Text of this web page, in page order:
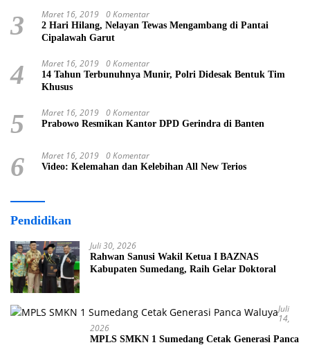
3 Maret 16, 2019 0 Komentar
2 Hari Hilang, Nelayan Tewas Mengambang di Pantai
Cipalawah Garut
4 Maret 16, 2019 0 Komentar
14 Tahun Terbunuhnya Munir, Polri Didesak Bentuk Tim
Khusus
5 Maret 16, 2019 0 Komentar
Prabowo Resmikan Kantor DPD Gerindra di Banten
6 Maret 16, 2019 0 Komentar
Video: Kelemahan dan Kelebihan All New Terios
Pendidikan
Juli 30, 2026
Rahwan Sanusi Wakil Ketua I BAZNAS
Kabupaten Sumedang, Raih Gelar Doktoral
Juli
14,
2026
MPLS SMKN 1 Sumedang Cetak Generasi Panca